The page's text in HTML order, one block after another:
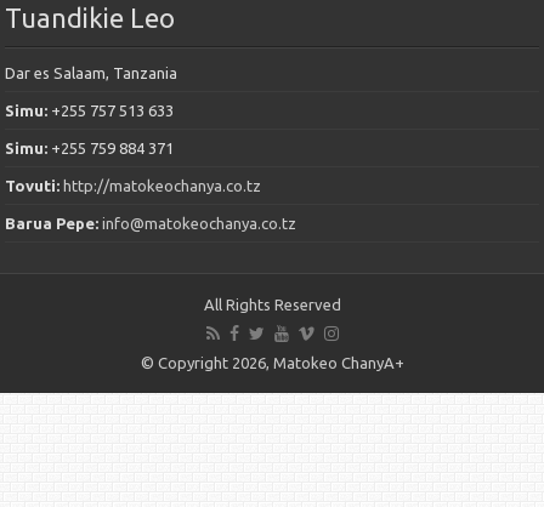
Tuandikie Leo
Dar es Salaam, Tanzania
Simu: +255 757 513 633
Simu: +255 759 884 371
Tovuti:http://matokeochanya.co.tz
Barua Pepe:info@matokeochanya.co.tz
All Rights Reserved
© Copyright 2026, Matokeo ChanyA+